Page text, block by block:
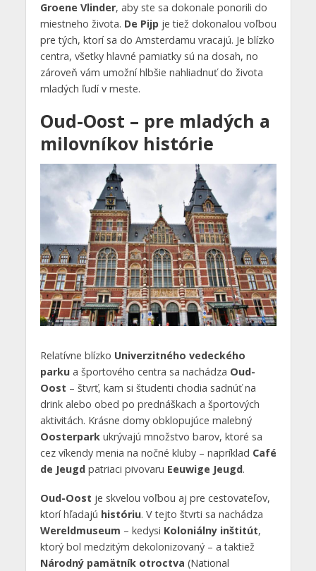
Groene Vlinder, aby ste sa dokonale ponorili do
miestneho života. De Pijpje tiež dokonalou voľbou
pre tých, ktorí sa do Amsterdamu vracajú. Je blízko
centra, všetky hlavné pamiatky sú na dosah, no
zároveň vám umožní hlbšie nahliadnuť do života
mladých ľudí v meste.
Oud-Oost – pre mladých a
milovníkov histórie
Relatívne blízko Univerzitného vedeckého
parkua športového centra sa nachádza Oud-
Oost – štvrť, kam si študenti chodia sadnúť na
drink alebo obed po prednáškach a športových
aktivitách. Krásne domy obklopujúce malebný
Oosterparkukrývajú množstvo barov, ktoré sa
cez víkendy menia na nočné kluby – napríklad Café
de Jeugdpatriaci pivovaru Eeuwige Jeugd.
Oud-Oost je skvelou voľbou aj pre cestovateľov,
ktorí hľadajú históriu. V tejto štvrti sa nachádza
Wereldmuseum – kedysi Koloniálny inštitút,
ktorý bol medzitým dekolonizovaný – a taktiež
Národný pamätník otroctva (National